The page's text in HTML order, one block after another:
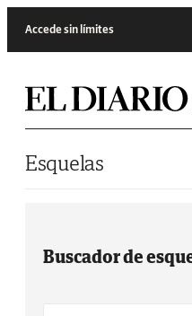
Accede sin límites
Esquelas
Buscador de